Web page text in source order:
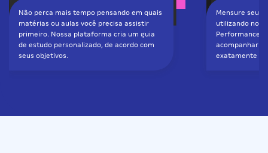
Não perca mais tempo pensando em quais
matérias ou aulas você precisa assistir
primeiro. Nossa plataforma cria um guia
de estudo personalizado, de acordo com
seus objetivos.
Mensure seu
utilizando
Performance.
acompanhar
exatamente